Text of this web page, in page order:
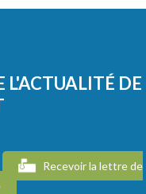
L'ACTUALITÉ DE
Recevoir la lettre de